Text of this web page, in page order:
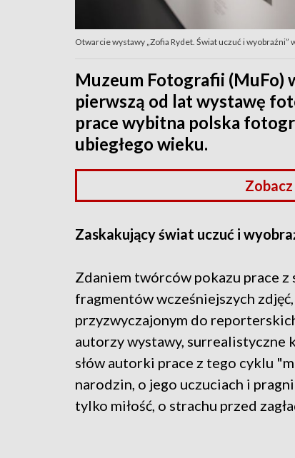
Otwarcie wystawy „Zofia Rydet. Świat uczuć i wyobraźni”
Muzeum Fotografii (MuFo)
pierwszą od lat wystawę
prace wybitna polska
ubiegłego wieku.
Zaskakujący świat uczuć i
Zdaniem twórców pokazu prace z
fragmentów wcześniejszych
przyzwyczajonym do
autorzy wystawy, surrealistyczne
słów autorki prace z tego cyklu
narodzin, o jego uczuciach i
tylko miłość, o strachu przed